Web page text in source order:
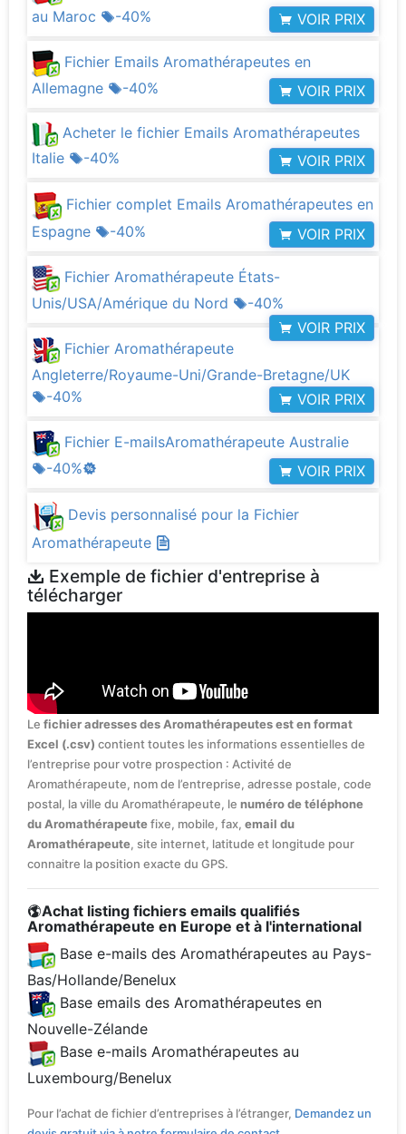
au Maroc
-40% VOIR PRIX
Fichier Emails Aromathérapeutes en
Allemagne
-40% VOIR PRIX
Acheter le fichier Emails Aromathérapeutes
Italie
-40% VOIR PRIX
Fichier complet Emails Aromathérapeutes en
Espagne
-40% VOIR PRIX
Fichier Aromathérapeute États-
Unis/USA/Amérique du Nord
-40%
VOIR PRIX
Fichier Aromathérapeute
Angleterre/Royaume-Uni/Grande-Bretagne/UK
-40%
VOIR PRIX
Fichier E-mailsAromathérapeute Australie
-40%
VOIR PRIX
Devis personnalisé pour la Fichier
Aromathérapeute
Exemple de fichier d'entreprise à
télécharger
Le fichier adresses des Aromathérapeutes est en format
Excel (.csv) contient toutes les informations essentielles de
l’entreprise pour votre prospection : Activité de
Aromathérapeute, nom de l’entreprise, adresse postale, code
postal, la ville du Aromathérapeute, le numéro de téléphone
du Aromathérapeutefixe, mobile, fax, email du
Aromathérapeute, site internet, latitude et longitude pour
connaitre la position exacte du GPS.
Achat listing fichiers emails qualifiés
Aromathérapeute en Europe et à l'international
Base e-mails des Aromathérapeutes au Pays-
Bas/Hollande/Benelux
Base emails des Aromathérapeutes en
Nouvelle-Zélande
Base e-mails Aromathérapeutes au
Luxembourg/Benelux
Pour l’achat de fichier d’entreprises à l’étranger, Demandez un